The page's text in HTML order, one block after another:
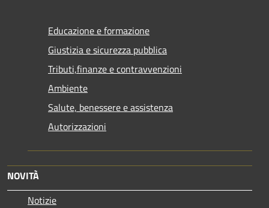
Educazione e formazione
Giustizia e sicurezza pubblica
Tributi,finanze e contravvenzioni
Ambiente
Salute, benessere e assistenza
Autorizzazioni
NOVITÀ
Notizie